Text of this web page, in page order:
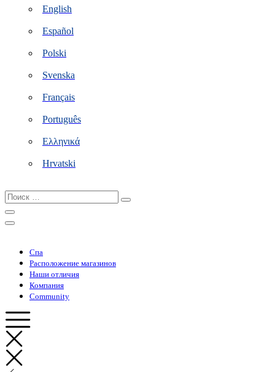
English
Español
Polski
Svenska
Français
Português
Ελληνικά
Hrvatski
Поиск
…
Спа
Расположение магазинов
Наши отличия
Компания
Community